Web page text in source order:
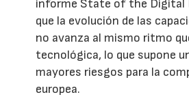
informe State of the Digital
que la evolución de las
no avanza al mismo ritmo
tecnológica, lo que supone
mayores riesgos para la
europea.